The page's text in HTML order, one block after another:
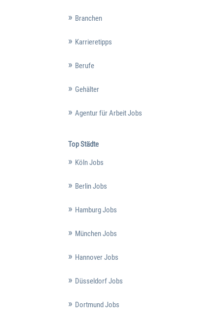
Branchen
Karrieretipps
Berufe
Gehälter
Agentur für Arbeit Jobs
Top Städte
Köln Jobs
Berlin Jobs
Hamburg Jobs
München Jobs
Hannover Jobs
Düsseldorf Jobs
Dortmund Jobs